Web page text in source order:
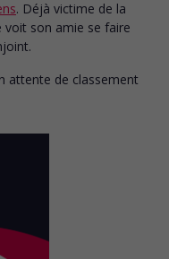
. Déjà victime de la
son amie se faire